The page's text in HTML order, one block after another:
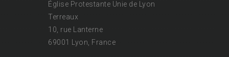
Église Protestante Unie de Lyon
Terreaux
10, rue Lanterne
69001 Lyon, France